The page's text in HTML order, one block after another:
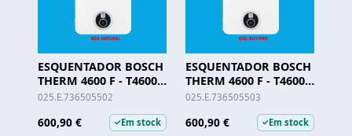
ESQUENTADOR BOSCH
THERM 4600 F - T4600F
14 KME D23 - G. NAT
025.E.736505502
600,90 € ✓Em stock
ESQUENTADOR BOSCH
THERM 4600 F - T4600F
14 KME D31 - G. BUT
025.E.736505503
600,90 € ✓Em stock